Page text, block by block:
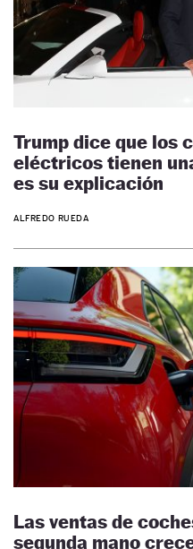
Trump dice que los
eléctricos tienen
es su explicación
ALFREDO RUEDA
Las ventas de
segunda mano